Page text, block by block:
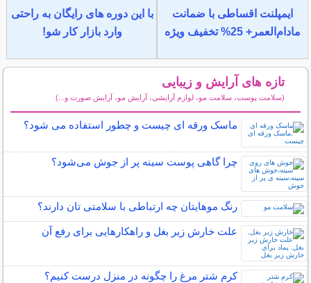
ایمپلنت اقساطی با ضمانت
مادام‌العمر+ 25% تخفیف ویژه
با این دوره های رایگان به راحتی
وارد بازار کار شو!
تازه های آرایش و زیبایی
(سلامت پوست، سلامت مو، لوازم آرایشی، آرایش مو، آرایش صورت و...)
ماسک ورقه ای چیست و چطور استفاده می شود؟
چرا گاهی پوست سینه پر از جوش می‌شود؟
رنگ موهایتان چه ارتباطی با سلامتی تان دارند؟
علت خارش زیر بغل و راهکارهایی برای رفع آن
کرم شتر مرغ را چگونه در منزل درست کنیم؟